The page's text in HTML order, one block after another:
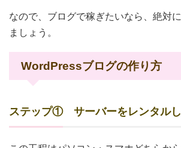
なので、ブログで稼ぎたいなら、絶対
ましょう。
WordPressブログの作り方
ステップ① サーバーをレンタルし